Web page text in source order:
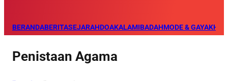
BERANDABERITASEJARAHDOAKALAMIBADAHMODE & GAYA
Penistaan Agama